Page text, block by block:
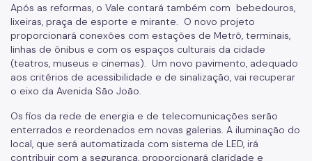
Após as reformas, o Vale contará também com bebedouros,
lixeiras, praça de esporte e mirante. O novo projeto
proporcionará conexões com estações de Metrô, terminais,
linhas de ônibus e com os espaços culturais da cidade
(teatros, museus e cinemas). Um novo pavimento, adequado
aos critérios de acessibilidade e de sinalização, vai recuperar
o eixo da Avenida São João.
Os fios da rede de energia e de telecomunicações serão
enterrados e reordenados em novas galerias. A iluminação do
local, que será automatizada com sistema de LED, irá
contribuir com a segurança, proporcionará claridade e